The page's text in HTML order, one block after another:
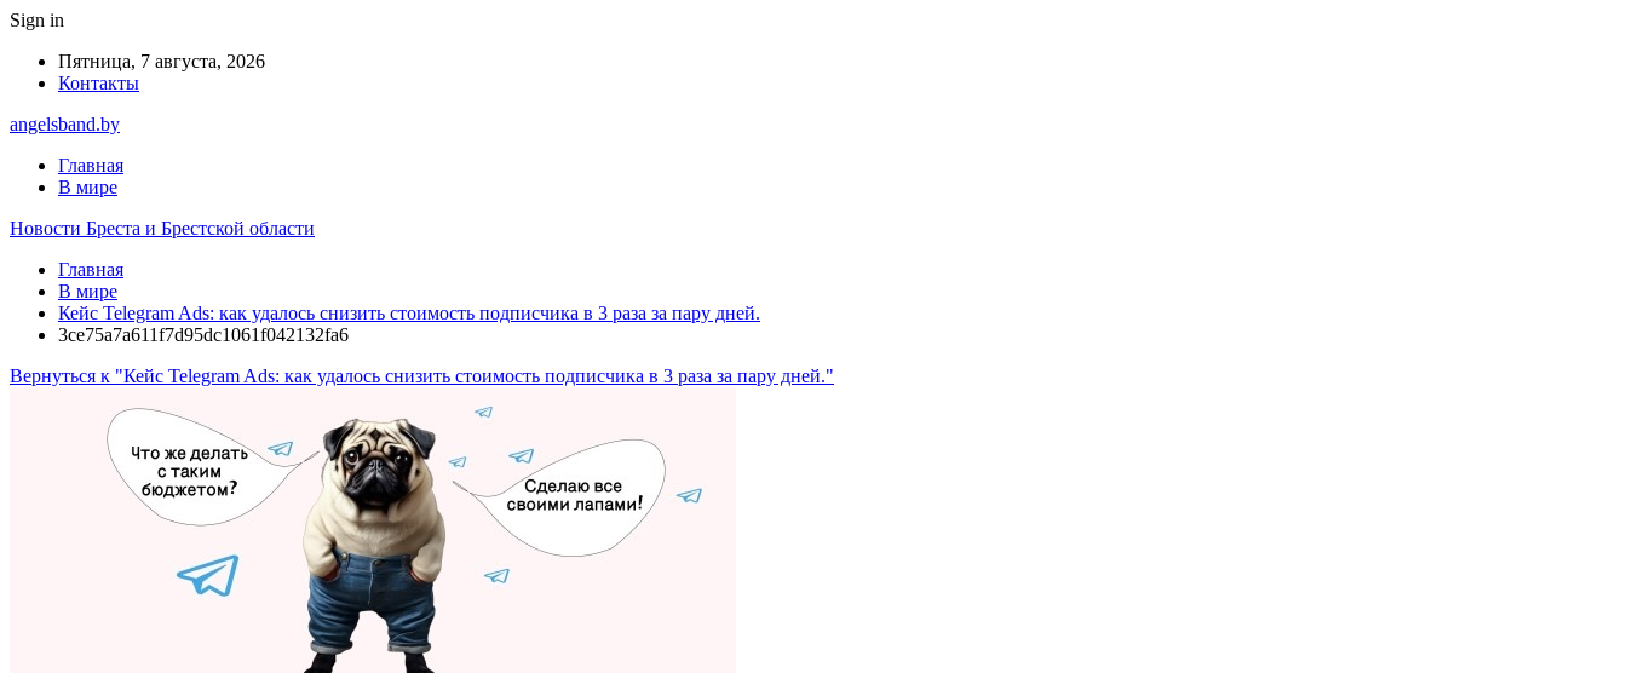
Sign in
Пятница, 7 августа, 2026
Контакты
angelsband.by
Главная
В мире
Новости Бреста и Брестской области
Главная
В мире
Кейс Telegram Ads: как удалось снизить стоимость подписчика в 3 раза за пару дней.
3ce75a7a611f7d95dc1061f042132fa6
Вернуться к "Кейс Telegram Ads: как удалось снизить стоимость подписчика в 3 раза за пару дней."